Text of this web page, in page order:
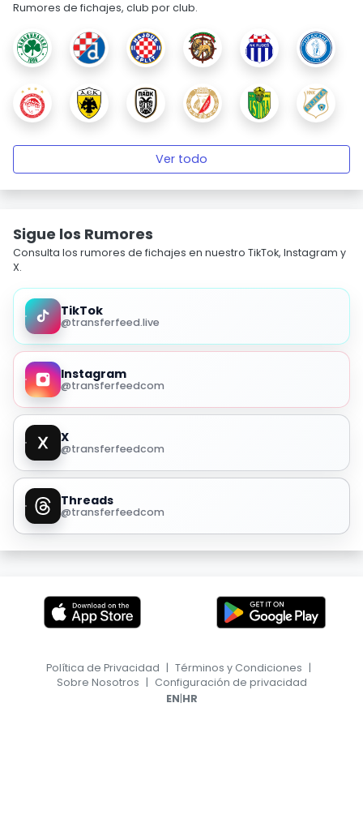
Rumores de fichajes, club por club.
Ver todo
Sigue los Rumores
Consulta los rumores de fichajes en nuestro TikTok, Instagram y
X.
TikTok
@transferfeed.live
Instagram
@transferfeedcom
X
@transferfeedcom
Threads
@transferfeedcom
Política de Privacidad | Términos y Condiciones |
Sobre Nosotros | Configuración de privacidad
EN|HR